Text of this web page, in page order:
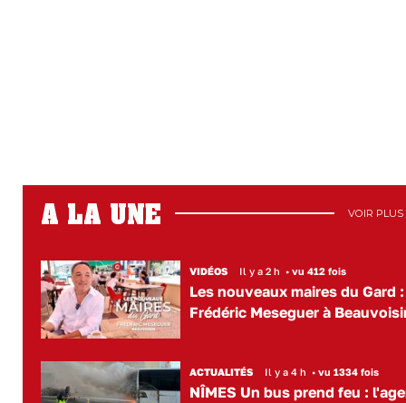
A LA UNE VOIR PLUS
VIDÉOS Il y a 2 h • vu 412 fois
Les nouveaux maires du Gard :
Frédéric Meseguer à
ACTUALITÉS Il y a 4 h • vu 1334 fois
NÎMES Un bus prend feu :